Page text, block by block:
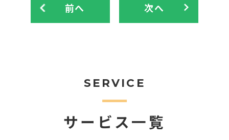
前へ 次へ
SERVICE
サービス一覧